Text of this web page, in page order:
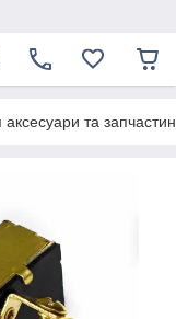
аксесуари та